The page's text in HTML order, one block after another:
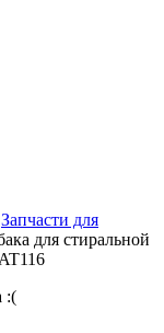
Запчасти для
для стиральной
:(